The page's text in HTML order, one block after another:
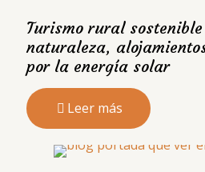
Turismo rural sostenible
naturaleza,
por la energía solar
Leer más